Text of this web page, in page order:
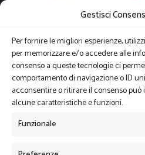
Gestisci
Per fornire le migliori esperienze,
per memorizzare e/o accedere alle
consenso a queste tecnologie ci
comportamento di navigazione o ID
acconsentire o ritirare il consenso
alcune caratteristiche e funzioni.
Funzionale